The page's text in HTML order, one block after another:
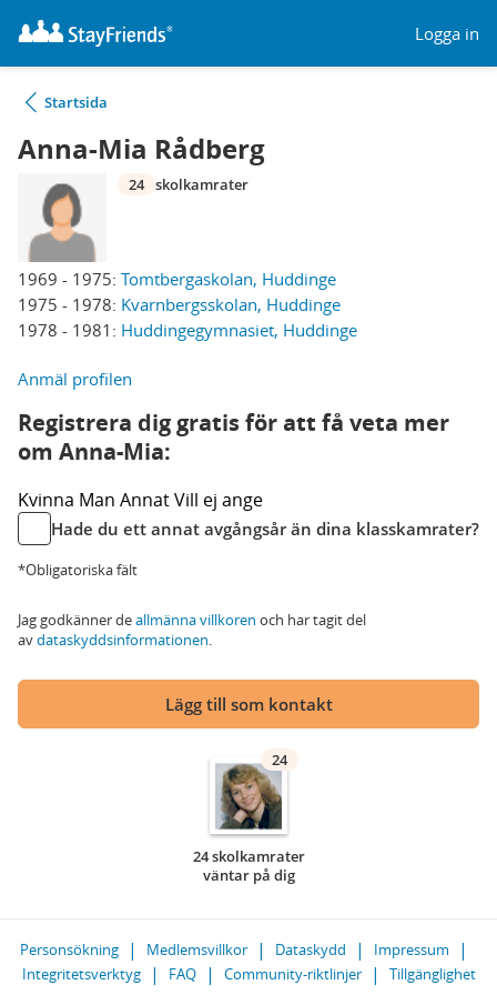
Logga in
Startsida
Anna-Mia Rådberg
1969 - 1975: Tomtbergaskolan, Huddinge
1975 - 1978: Kvarnbergsskolan, Huddinge
1978 - 1981: Huddingegymnasiet, Huddinge
24 skolkamrater
Anmäl profilen
Registrera dig gratis för att få veta mer
om Anna-Mia:
Kvinna Man AnnatVill ej ange
Hade du ett annat avgångsår än dina klasskamrater?
*Obligatoriska fält
Jag godkänner deallmänna villkoren och har tagit del
avdataskyddsinformationen.
Lägg till som kontakt
24
24 skolkamrater
väntar på dig
Personsökning Medlemsvillkor Dataskydd
Impressum
Integritetsverktyg
FAQ Community-riktlinjer Tillgänglighet